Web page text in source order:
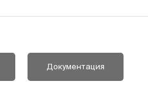
Документация